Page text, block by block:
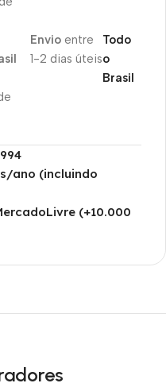
Envio entre
1-2 dias úteis
Todo
o
Brasil
ano (incluindo
(+10.000